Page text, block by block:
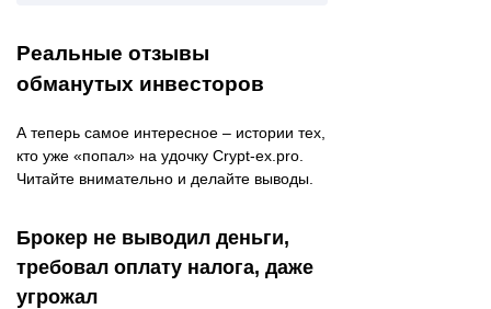
Реальные отзывы
обманутых инвесторов
А теперь самое интересное – истории тех,
кто уже «попал» на удочку Crypt-ex.pro.
Читайте внимательно и делайте выводы.
Брокер не выводил деньги,
требовал оплату налога, даже
угрожал